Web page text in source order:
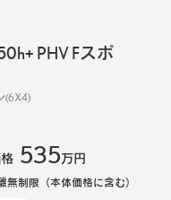
PHV Fスポ
(6X4)
535万円
制限（本体価格に含む）